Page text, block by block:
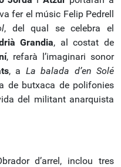
fer el músic Felip Pedrell
, del qual se celebra el
Grandia, al costat de
, refarà l’imaginari sonor
, a La balada d’en Solé
de butxaca de polifonies
del militant anarquista
d’arrel, inclou tres